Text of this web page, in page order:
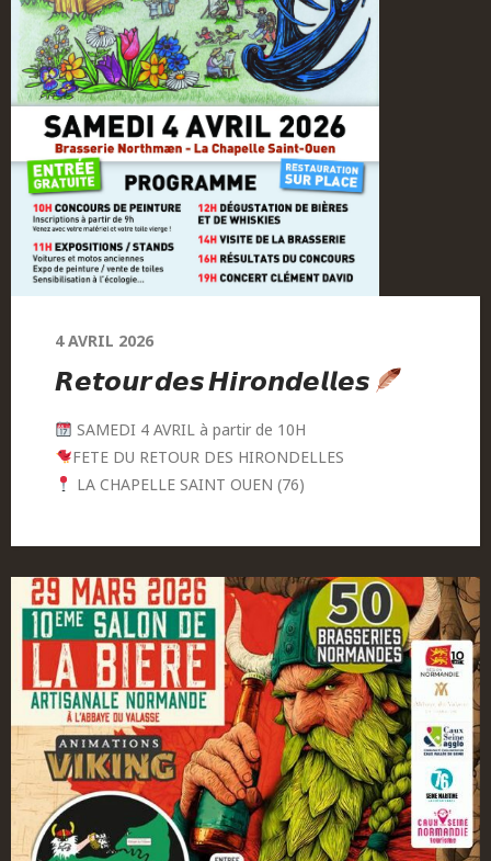
4 AVRIL 2026
𝙍𝙚𝙩𝙤𝙪𝙧 𝙙𝙚𝙨 𝙃𝙞𝙧𝙤𝙣𝙙𝙚𝙡𝙡𝙚𝙨
SAMEDI 4 AVRIL à partir de 10H
FETE DU RETOUR DES HIRONDELLES
LA CHAPELLE SAINT OUEN (76)